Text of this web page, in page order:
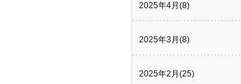
2025年4月(8)
2025年3月(8)
2025年2月(25)